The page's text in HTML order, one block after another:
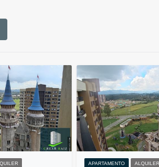
APARTAMENTO ALQUILER